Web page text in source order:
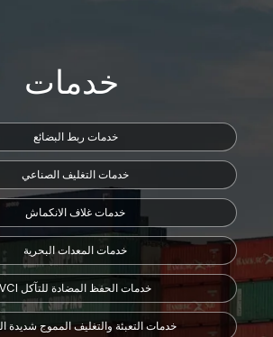
خدمات
خدمات ربط البضائع
خدمات التغليف الصناعي
خدمات غلاف الانكماش
خدمات المعدات البحرية
VCI خدمات الحفظ المضادة للتآكل
خدمات التعبئة والتغليف المموج شديدة